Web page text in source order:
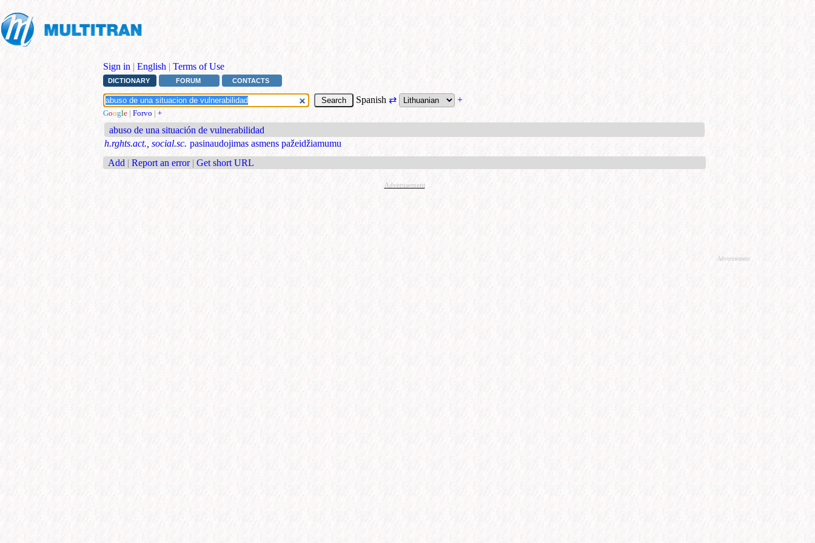
Sign in | English | Terms of Use
DICTIONARY FORUM CONTACTS
Spanish ⇄ +
Google | Forvo | +
abuso de una situación de vulnerabilidad
h.rghts.act., social.sc. pasinaudojimas asmens pažeidžiamumu
Add | Report an error | Get short URL
Advertisement
Advertisement